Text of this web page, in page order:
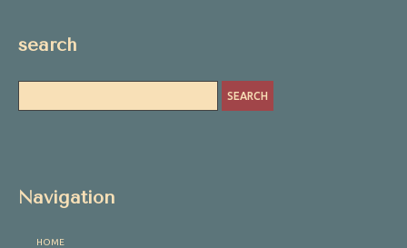
search
Navigation
HOME